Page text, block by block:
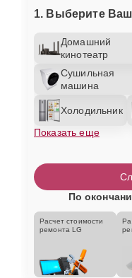
1. Выберите
Домашний
кинотеатр
Сушильная
машина
Холодильник
Показать еще
По
Расчет стоимости
ремонта LG